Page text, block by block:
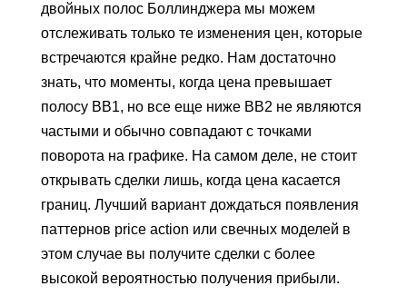
двойных полос Боллинджера мы можем
отслеживать только те изменения цен, которые
встречаются крайне редко. Нам достаточно
знать, что моменты, когда цена превышает
полосу BB1, но все еще ниже BB2 не являются
частыми и обычно совпадают с точками
поворота на графике. На самом деле, не стоит
открывать сделки лишь, когда цена касается
границ. Лучший вариант дождаться появления
паттернов price action или свечных моделей в
этом случае вы получите сделки с более
высокой вероятностью получения прибыли.